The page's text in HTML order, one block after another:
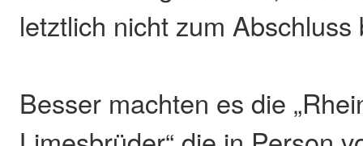
letztlich nicht zum Abschluss
Besser machten es die